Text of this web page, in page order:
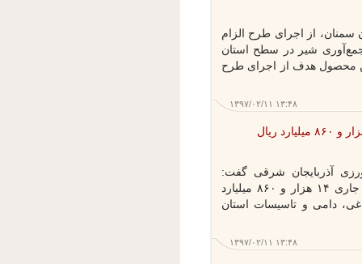
از اجرای طرح الزام
شیر در سطح استان
محصول هدف از اجرای طرح
۱۳۹۷/۰۲/۱۱ ۱۳:۴۸
کشاورزی آذربایجان شرقی ۱۴ هزار و ۸۶۰ میلیارد ریال
آذربایجان شرقی گفت:
مخاطرات طبیعی در سال زراعی جاری ۱۴ هزار و ۸۶۰ میلیارد
دامی و تاسیسات استان
۱۳۹۷/۰۲/۱۱ ۱۳:۴۸